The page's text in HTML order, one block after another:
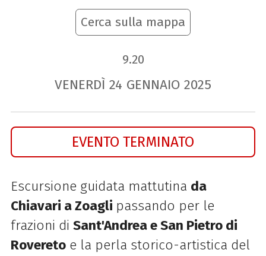
Cerca sulla mappa
9.20
VENERDÌ 24 GENNAIO 2025
EVENTO TERMINATO
Escursione guidata mattutina da
Chiavari a Zoagli passando per le
frazioni di Sant'Andrea e San Pietro di
Roveretoe la perla storico-artistica del